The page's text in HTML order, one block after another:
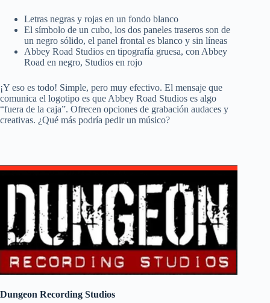
Letras negras y rojas en un fondo blanco
El símbolo de un cubo, los dos paneles traseros son de
un negro sólido, el panel frontal es blanco y sin líneas
Abbey Road Studios en tipografía gruesa, con Abbey
Road en negro, Studios en rojo
¡Y eso es todo! Simple, pero muy efectivo. El mensaje que
comunica el logotipo es que Abbey Road Studios es algo
“fuera de la caja”. Ofrecen opciones de grabación audaces y
creativas. ¿Qué más podría pedir un músico?
Dungeon Recording Studios